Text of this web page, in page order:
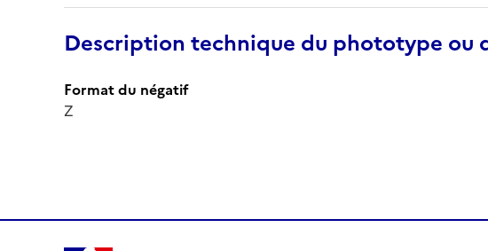
Description technique du phototype ou
Format du négatif
Z